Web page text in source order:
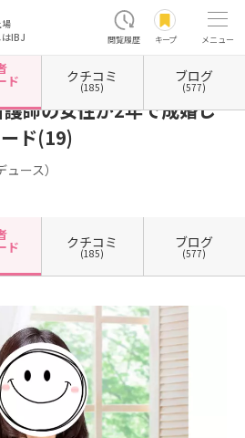
IBJ
閲覧履歴 キープ メニュー
府大阪市 大阪府大阪市北区 大阪府大阪市北区梅田
師の女性が2年で成婚し
ド(19)
ース）
ド クチコミ
(185)
ブログ
(577)
ド クチコミ
(185)
ブログ
(577)